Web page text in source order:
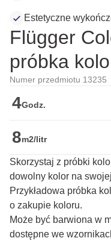
Estetyczne
Flügger
próbka
Numer przedmiotu 13235
4Godz.
8m2/litr
Skorzystaj z próbki
dowolny kolor na
Przykładowa próbka
o zakupie koloru.
Może być barwiona w
dostępne we